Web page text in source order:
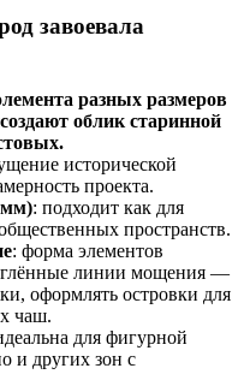
завоевала
разных размеров
облик старинной
исторической
проекта.
мм): подходит как для
пространств.
: форма элементов
линии мощения —
оформлять островки для
чаш.
для фигурной
и других зон с